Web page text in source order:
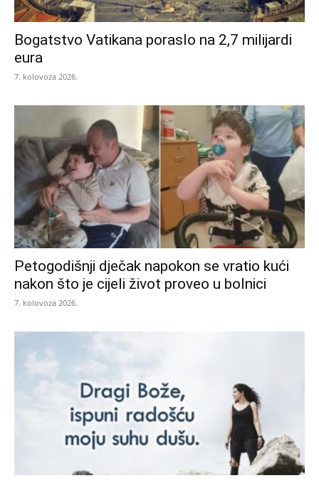
Bogatstvo Vatikana poraslo na 2,7 milijardi
eura
7. kolovoza 2026.
Petogodišnji dječak napokon se vratio kući
nakon što je cijeli život proveo u bolnici
7. kolovoza 2026.